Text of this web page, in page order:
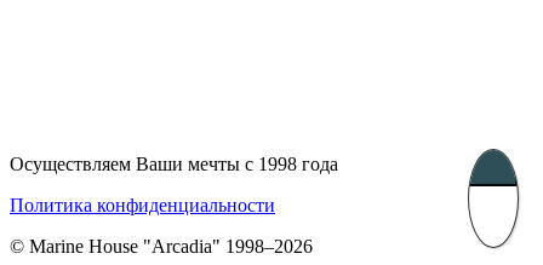
Осуществляем Ваши мечты с 1998 года
Политика конфиденциальности
© Marine House "Arcadia" 1998–2026